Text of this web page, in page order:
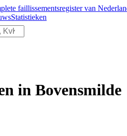
faillissementsregister van
Statistieken
in Bovensmilde